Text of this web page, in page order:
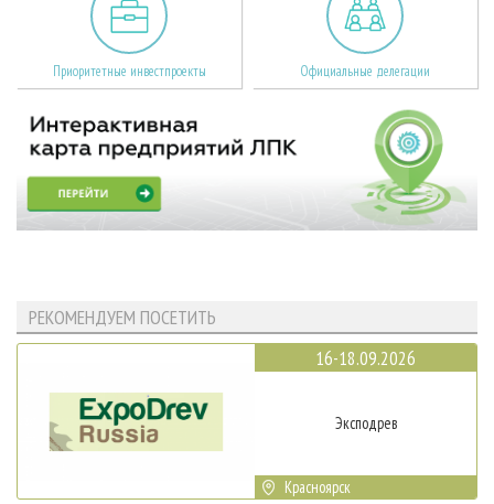
Приоритетные инвестпроекты Официальные делегации
РЕКОМЕНДУЕМ ПОСЕТИТЬ
16-18.09.2026
Эксподрев
Красноярск